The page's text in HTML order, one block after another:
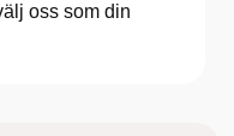
oss som din